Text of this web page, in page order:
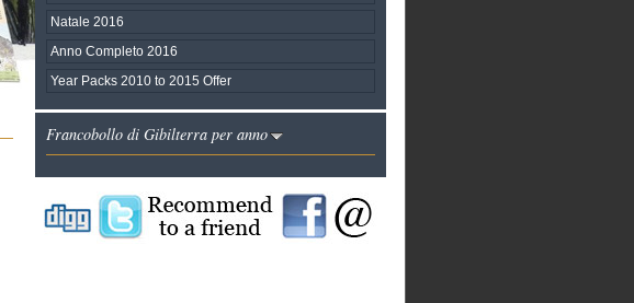
Natale 2016
Anno Completo 2016
Year Packs 2010 to 2015 Offer
Francobollo di Gibilterra per anno